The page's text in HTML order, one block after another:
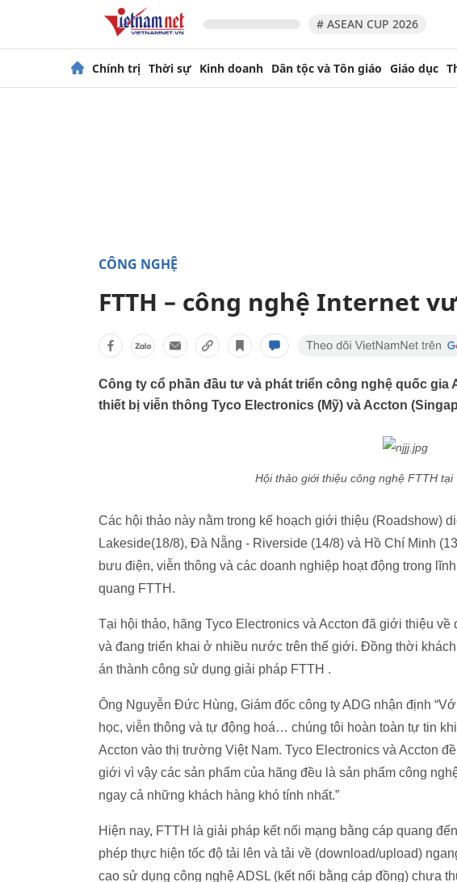
# ASEAN CUP 2026
Chính trị Thời sự Kinh doanh Dân tộc và Tôn giáo Giáo dục
CÔNG NGHỆ
FTTH – công nghệ Internet
Công ty cổ phần đầu tư và phát triển công nghệ quốc gia
thiết bị viễn thông Tyco Electronics (Mỹ) và Accton
Hội thảo giới thiệu công nghệ FTTH tại
Các hội thảo này nằm trong kế hoạch giới thiệu (Roadshow)
Lakeside(18/8), Đà Nẵng - Riverside (14/8) và Hồ Chí Minh
bưu điện, viễn thông và các doanh nghiệp hoạt động trong
quang FTTH.
Tại hội thảo, hãng Tyco Electronics và Accton đã giới thiệu
và đang triển khai ở nhiều nước trên thế giới. Đồng thời
án thành công sử dụng giải pháp FTTH .
Ông Nguyễn Đức Hùng, Giám đốc công ty ADG nhận định
học, viễn thông và tự động hoá… chúng tôi hoàn toàn tự tin
Accton vào thị trường Việt Nam. Tyco Electronics và Accton
giới vì vậy các sản phẩm của hãng đều là sản phẩm công
ngay cả những khách hàng khó tính nhất.”
Hiện nay, FTTH là giải pháp kết nối mạng bằng cáp quang
phép thực hiện tốc độ tải lên và tải về (download/upload)
cao sử dụng công nghệ ADSL (kết nối bằng cáp đồng) chưa